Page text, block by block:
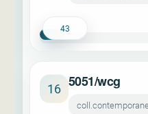
43
16 5051/wcg